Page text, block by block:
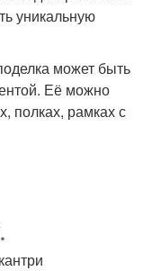
уникальную
может быть
Её можно
полках, рамках с